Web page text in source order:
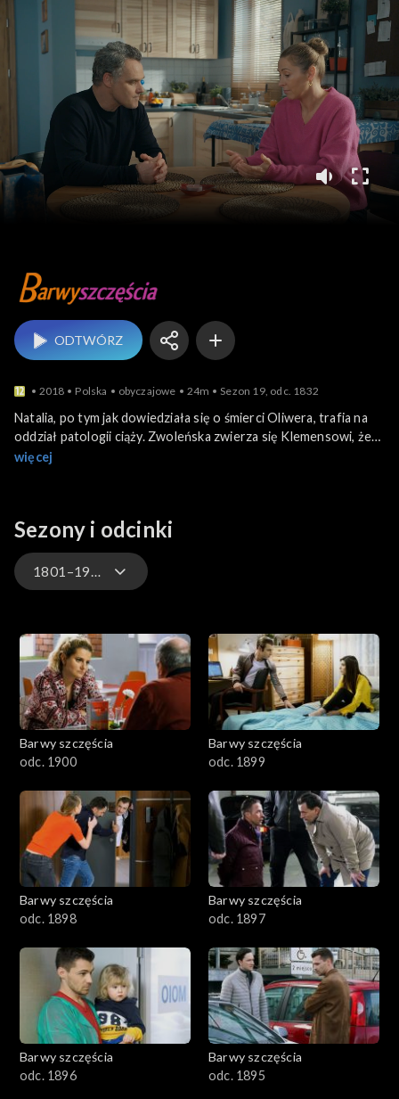
Barwy szczęścia
ODTWÓRZ
2018 Polska obyczajowe 24m Sezon 19, odc. 1832
Natalia, po tym jak dowiedziała się o śmierci Oliwera, trafia na
oddział patologii ciąży. Zwoleńska zwierza się Klemensowi, że
nie wierzy w samobójstwo Jakubczyka. Wkrótce w szpitalu
więcej
Sezony i odcinki
1801–1900
3201-3300
3101-3200
3001-3100
2901-3000
2801–2900
2701–2800
2501–2600
2401–2500
2301–2400
Barwy szczęścia
odc. 1900
Barwy szczęścia
odc. 1899
Barwy szczęścia
odc. 1898
Barwy szczęścia
odc. 1897
Barwy szczęścia
odc. 1896
Barwy szczęścia
odc. 1895